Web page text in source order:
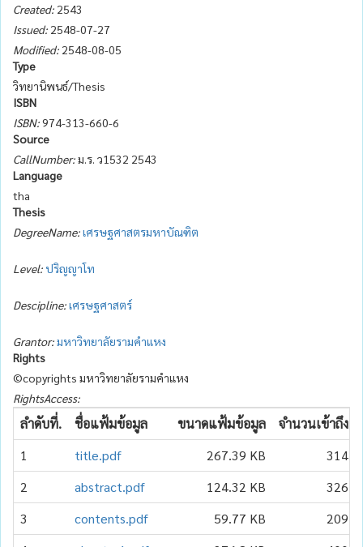
Created: 2543
Issued: 2548-07-27
Modified: 2548-08-05
Type
วิทยานิพนธ์/Thesis
ISBN
ISBN:974-313-660-6
Source
CallNumber:ม.ร. ว1532 2543
Language
tha
Thesis
DegreeName:เศรษฐศาสตรมหาบัณฑิต
Level:ปริญญาโท
Descipline:เศรษฐศาสตร์
Grantor:มหาวิทยาลัยรามคำแหง
Rights
©copyrights มหาวิทยาลัยรามคำแหง
RightsAccess:
ลำดับที่. ชื่อแฟ้มข้อมูล ขนาดแฟ้มข้อมูล จำนวนเข้าถึง
1
title.pdf 267.39 KB 314
2
abstract.pdf 124.32 KB 326
3
contents.pdf 59.77 KB 209